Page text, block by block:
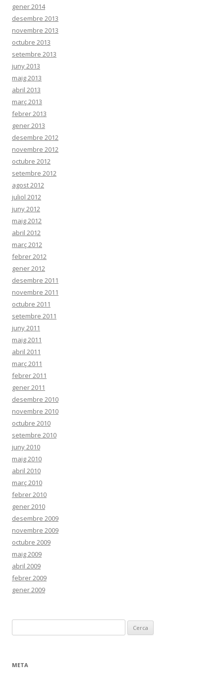
gener 2014
desembre 2013
novembre 2013
octubre 2013
setembre 2013
juny 2013
maig 2013
abril 2013
març 2013
febrer 2013
gener 2013
desembre 2012
novembre 2012
octubre 2012
setembre 2012
agost 2012
juliol 2012
juny 2012
maig 2012
abril 2012
març 2012
febrer 2012
gener 2012
desembre 2011
novembre 2011
octubre 2011
setembre 2011
juny 2011
maig 2011
abril 2011
març 2011
febrer 2011
gener 2011
desembre 2010
novembre 2010
octubre 2010
setembre 2010
juny 2010
maig 2010
abril 2010
març 2010
febrer 2010
gener 2010
desembre 2009
novembre 2009
octubre 2009
maig 2009
abril 2009
febrer 2009
gener 2009
e
cMETA